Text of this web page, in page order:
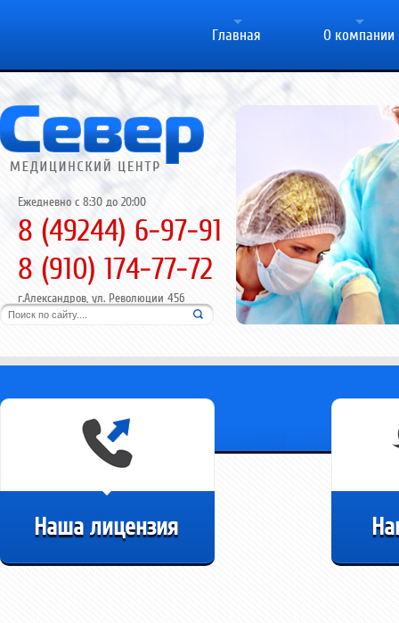
Ежедневно с 8:30 до 20:00
8 (49244) 6-97-91
8 (910) 174-77-72
г.Александров, ул. Революции 45б
Главная О компании
Наша лицензия